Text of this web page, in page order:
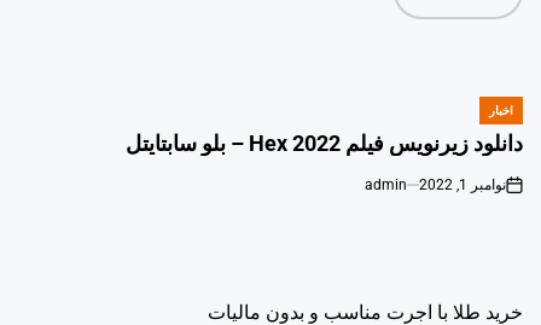
POSTED
اخبار
دانلود زیرنویس فیلم Hex 2022 – بلو سابتايتل
نوامبر 1, 2022 admin
خرید طلا با اجرت مناسب و بدون مالیات